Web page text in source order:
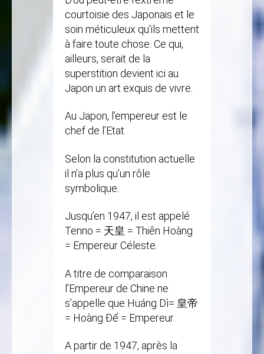
courtoisie des Japonais et le
soin méticuleux qu’ils mettent
à faire toute chose. Ce qui,
ailleurs, serait de la
superstition devient ici au
Japon un art exquis de vivre.
Au Japon, l’empereur est le
chef de l’Etat.
Selon la constitution actuelle
il n’a plus qu’un rôle
symbolique.
Jusqu’en 1947, il est appelé
Tenno = 天皇 = Thiên Hoàng
= Empereur Céleste.
A titre de comparaison
l’Empereur de Chine ne
s’appelle que Huáng Dì= 皇帝
= Hoàng Đế = Empereur.
A partir de 1947, après la